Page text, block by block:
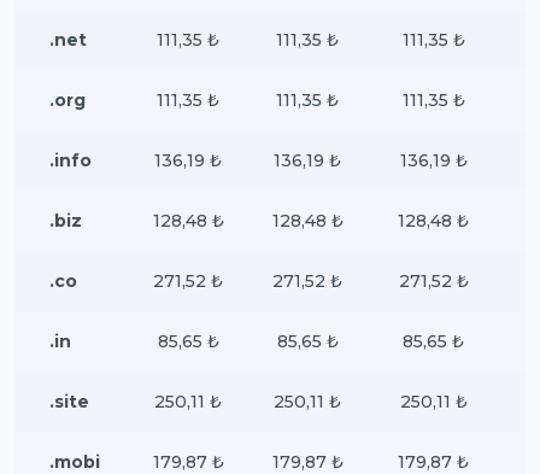
.net 111,35 ₺ 111,35 ₺ 111,35 ₺
.org 111,35 ₺ 111,35 ₺ 111,35 ₺
.info 136,19 ₺ 136,19 ₺ 136,19 ₺
.biz 128,48 ₺ 128,48 ₺ 128,48 ₺
.co 271,52 ₺ 271,52 ₺ 271,52 ₺
.in 85,65 ₺ 85,65 ₺ 85,65 ₺
.site 250,11 ₺ 250,11 ₺ 250,11 ₺
.mobi 179,87 ₺ 179,87 ₺ 179,87 ₺